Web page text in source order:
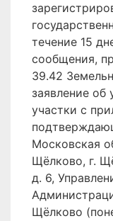
течение 15
сообщения,
39.42
заявление об
участки с
Московская
Щёлково, г.
д. 6,
Щёлково